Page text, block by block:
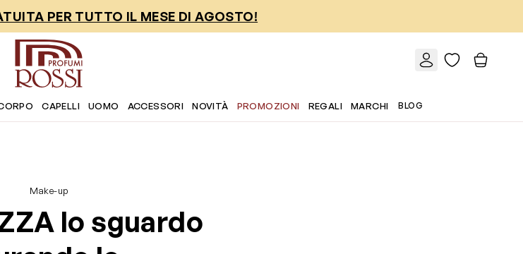
PER TUTTO IL MESE DI AGOSTO!
CAPELLI UOMO ACCESSORI NOVITÀ PROMOZIONI REGALI MARCHI BLOG
Make-up
lo sguardo